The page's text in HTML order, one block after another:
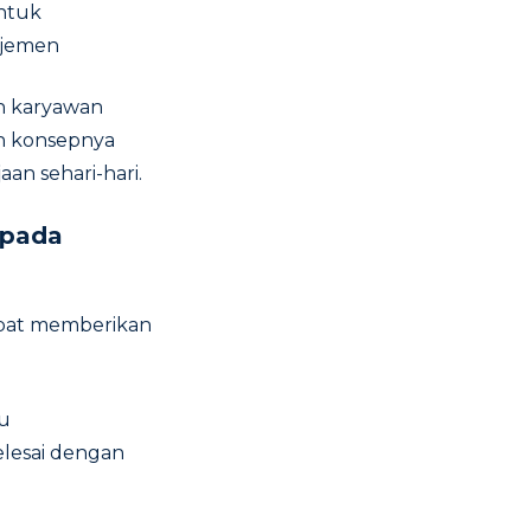
karyawan
konsepnya
sehari-hari.
memberikan
dengan